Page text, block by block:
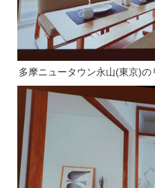
多摩ニュータウン永山(東京)の